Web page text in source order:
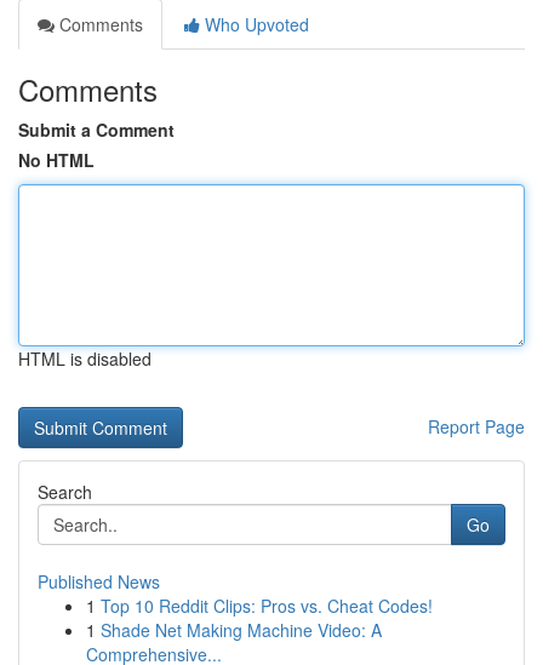
Comments
Who Upvoted
Comments
Submit a Comment
No HTML
HTML is disabled
Report Page
Search
Go
Published News
1 Top 10 Reddit Clips: Pros vs. Cheat Codes!
1 Shade Net Making Machine Video: A
Comprehensive...